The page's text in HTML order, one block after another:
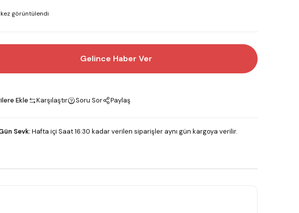
kez görüntülendi
Gelince Haber Ver
Ekle Karşılaştır Soru Sor Paylaş
Sevk:Hafta içi Saat 16:30 kadar verilen siparişler aynı gün kargoya verilir.